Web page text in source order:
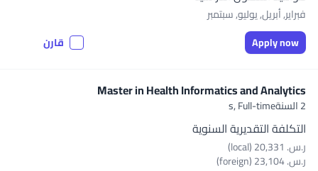
فبراير, أبريل, يوليو, سبتمبر
Apply now
قارن
Master in Health Informatics and Analytics
2 السنةs, Full-time
التكلفة التقديرية السنوية
ر.س.‏ 20,331 (local)
ر.س.‏ 23,104 (foreign)